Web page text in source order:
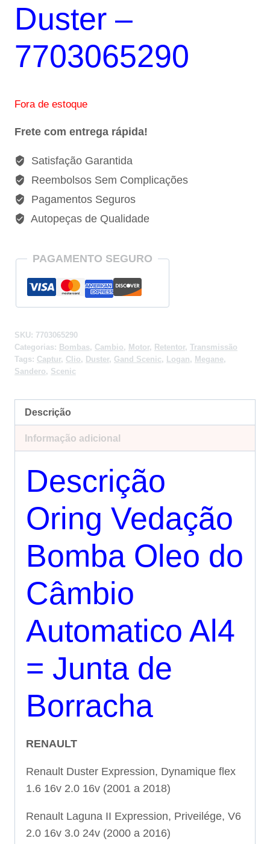
Duster –
7703065290
Fora de estoque
Frete com entrega rápida!
Satisfação Garantida
Reembolsos Sem Complicações
Pagamentos Seguros
Autopeças de Qualidade
PAGAMENTO SEGURO
SKU: 7703065290
Categorias: Bombas, Cambio, Motor, Retentor,
Transmissão
Tags: Captur, Clio, Duster, Gand Scenic, Logan, Megane,
Sandero, Scenic
Descrição
Informação adicional
Descrição
Oring Vedação
Bomba Oleo do
Câmbio
Automatico Al4
= Junta de
Borracha
RENAULT
Renault Duster Expression, Dynamique flex
1.6 16v 2.0 16v (2001 a 2018)
Renault Laguna II Expression, Priveilége, V6
2.0 16v 3.0 24v (2000 a 2016)